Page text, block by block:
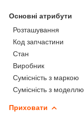
Основні атрибути
Розташування
Код запчастини
Стан
Виробник
Сумісність з маркою
Сумісність з моделлю
Приховати